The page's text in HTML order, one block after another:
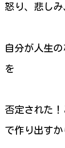
怒り、悲しみ
自分が人生
を
否定された
で作り出すか